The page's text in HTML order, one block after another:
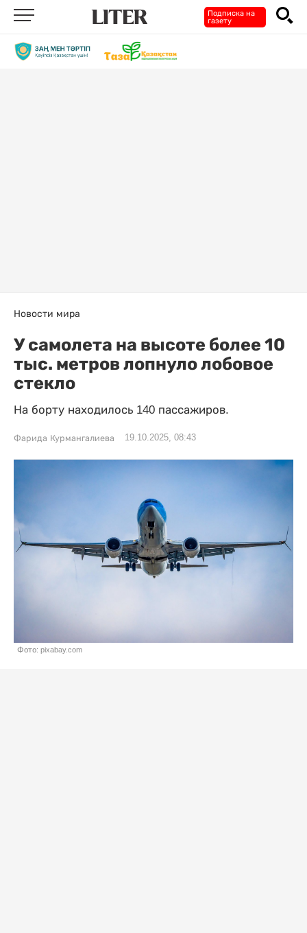
Подписка на
газету
Новости мира
У самолета на высоте более 10
тыс. метров лопнуло лобовое
стекло
На борту находилось 140 пассажиров.
Фарида Курмангалиева 19.10.2025, 08:43
Фото: pixabay.com